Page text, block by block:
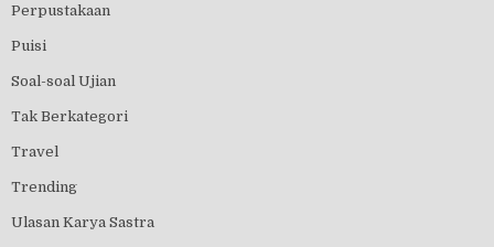
Perpustakaan
Puisi
Soal-soal Ujian
Tak Berkategori
Travel
Trending
Ulasan Karya Sastra